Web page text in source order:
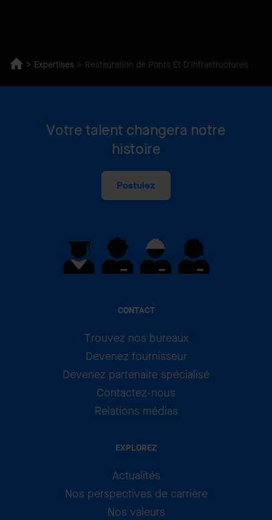
Expertises Restauration de Ponts Et D'infrastructures
CONTACT
Trouvez nos bureaux
Devenez fournisseur
Devenez partenaire spécialisé
Contactez-nous
Relations médias
EXPLOREZ
Actualités
Nos perspectives de carrière
Nos valeurs
Votre talent changera notre
histoire
Postulez